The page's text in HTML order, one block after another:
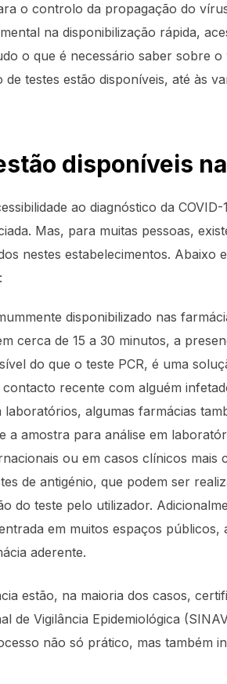
o controlo da propagação do
na disponibilização rápida,
o que é necessário saber sobre o
testes estão disponíveis, até às
disponíveis
ao diagnóstico da
Mas, para muitas pessoas,
nestes estabelecimentos. Abaixo
disponibilizado nas
cerca de 15 a 30 minutos, a
do que o teste PCR, é uma
recente com alguém
algumas farmácias
amostra para análise em
ou em casos clínicos mais
de antigénio, que podem ser
do teste pelo utilizador.
em muitos espaços públicos,
aderente.
estão, na maioria dos casos,
de Vigilância Epidemiológica
não só prático, mas também